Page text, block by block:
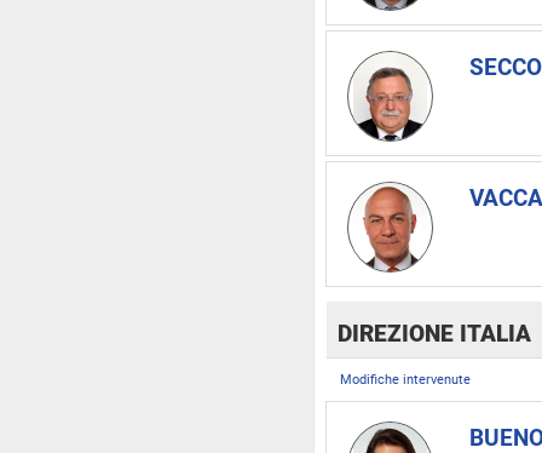
DIREZIONE ITALIA
Modifiche intervenute